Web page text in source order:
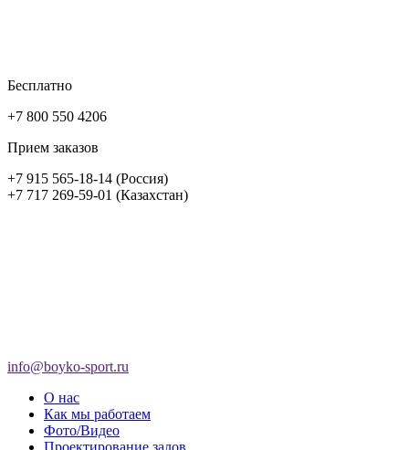
Бесплатно
+7 800 550 4206
Прием заказов
+7 915 565-18-14 (Россия)
+7 717 269-59-01 (Казахстан)
info@boyko-sport.ru
О нас
Как мы работаем
Фото/Видео